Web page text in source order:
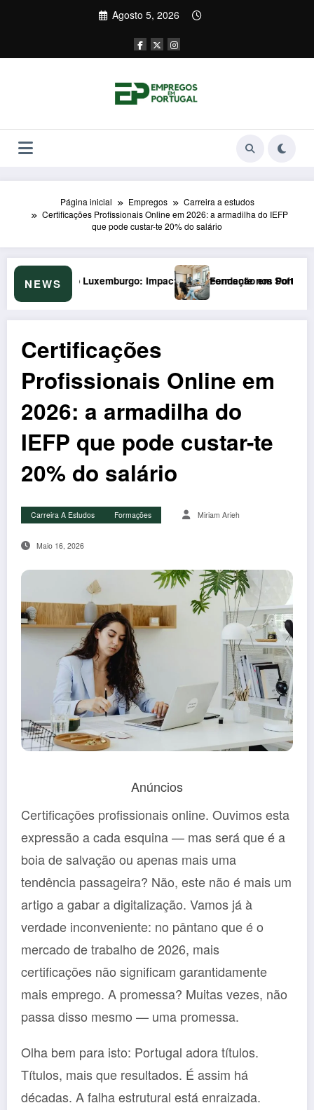
Agosto 5, 2026
Página inicial Empregos
Carreira a estudos
Certificações Profissionais Online em 2026: a armadilha do IEFP
que pode custar-te 20% do salário
NEWS nos Portugueses
Formação em Soft Skills em 2026: Armadilha de €200/mês que
Certificações
Profissionais Online em
2026: a armadilha do
IEFP que pode custar-te
20% do salário
Carreira A Estudos Formações Miriam Arieh
Maio 16, 2026
Anúncios
Certificações profissionais online. Ouvimos esta
expressão a cada esquina — mas será que é a
boia de salvação ou apenas mais uma
tendência passageira? Não, este não é mais um
artigo a gabar a digitalização. Vamos já à
verdade inconveniente: no pântano que é o
mercado de trabalho de 2026, mais
certificações não significam garantidamente
mais emprego. A promessa? Muitas vezes, não
passa disso mesmo — uma promessa.
Olha bem para isto: Portugal adora títulos.
Títulos, mais que resultados. É assim há
décadas. A falha estrutural está enraizada.